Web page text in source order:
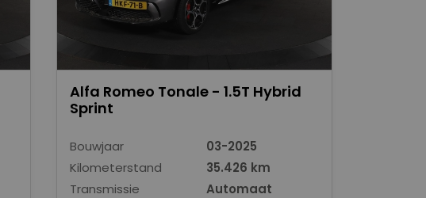
Alfa Romeo Tonale - 1.5T Hybrid
Sprint
Bouwjaar
03-2025
Kilometerstand
35.426 km
Transmissie
Automaat